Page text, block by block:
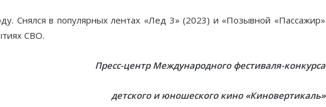
Снялся в популярных лентах «Лед 3» (2023) и «Позывной «Пассажир»
СВО.
Пресс-центр Международного фестиваля-конкурса
детского и юношеского кино «Киновертикаль»